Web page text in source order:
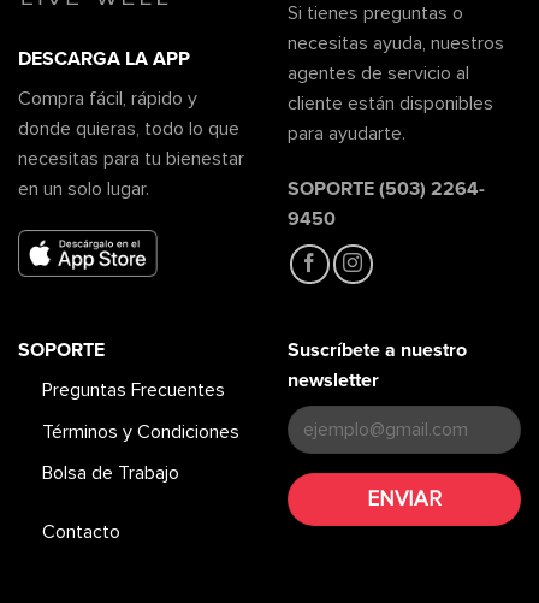
DESCARGA LA APP
Compra fácil, rápido y
donde quieras, todo lo que
necesitas para tu bienestar
en un solo lugar.
Si tienes preguntas o
necesitas ayuda, nuestros
agentes de servicio al
cliente están disponibles
para ayudarte.
SOPORTE (503) 2264-
9450
SOPORTE
Preguntas Frecuentes
Términos y Condiciones
Bolsa de Trabajo
Contacto
Suscríbete a nuestro
newsletter